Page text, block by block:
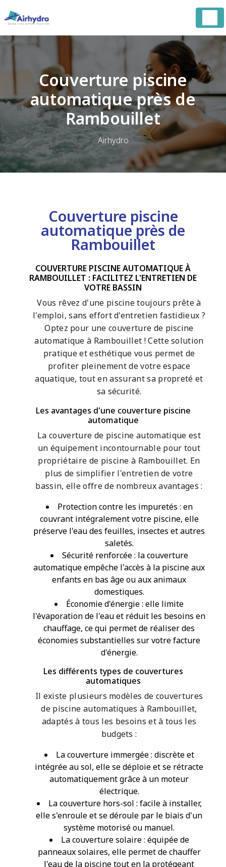
Couverture piscine
automatique près de
Rambouillet
Airhydro
Couverture piscine
automatique près de
Rambouillet
COUVERTURE PISCINE AUTOMATIQUE À
RAMBOUILLET : FACILITEZ L'ENTRETIEN DE
VOTRE BASSIN
Vous rêvez d'une piscine toujours prête à
l'emploi, sans effort d'entretien fastidieux ?
Optez pour une couverture de piscine
automatique à Rambouillet ! Cette solution
pratique et esthétique vous permet de
profiter pleinement de votre espace
aquatique, tout en assurant sa propreté et
sa sécurité.
Les avantages d'une couverture piscine
automatique
La couverture de piscine automatique est
un équipement incontournable pour tout
propriétaire de piscine à Rambouillet. En
plus de simplifier l'entretien de votre
bassin, elle offre de nombreux avantages :
Protection contre les impuretés : en
couvrant intégralement votre piscine, elle
préserve l'eau des feuilles, insectes et autres
saletés.
Sécurité renforcée : la couverture
automatique empêche l'accès à la piscine aux
enfants en bas âge ou aux animaux
domestiques.
Économie d'énergie : elle limite
l'évaporation de l'eau et réduit les besoins en
chauffage, ce qui permet de réaliser des
économies substantielles sur votre facture
d'énergie.
Les différents types de couvertures
automatiques
Il existe plusieurs modèles de couvertures
de piscine automatiques à Rambouillet,
adaptés à tous les besoins et à tous les
budgets :
La couverture immergée : discrète et
intégrée au sol, elle se déploie et se rétracte
automatiquement grâce à un moteur
électrique.
La couverture hors-sol : facile à installer,
elle s'enroule et se déroule par le biais d'un
système motorisé ou manuel.
La couverture solaire : équipée de
panneaux solaires, elle permet de chauffer
l'eau de la piscine tout en la protégeant